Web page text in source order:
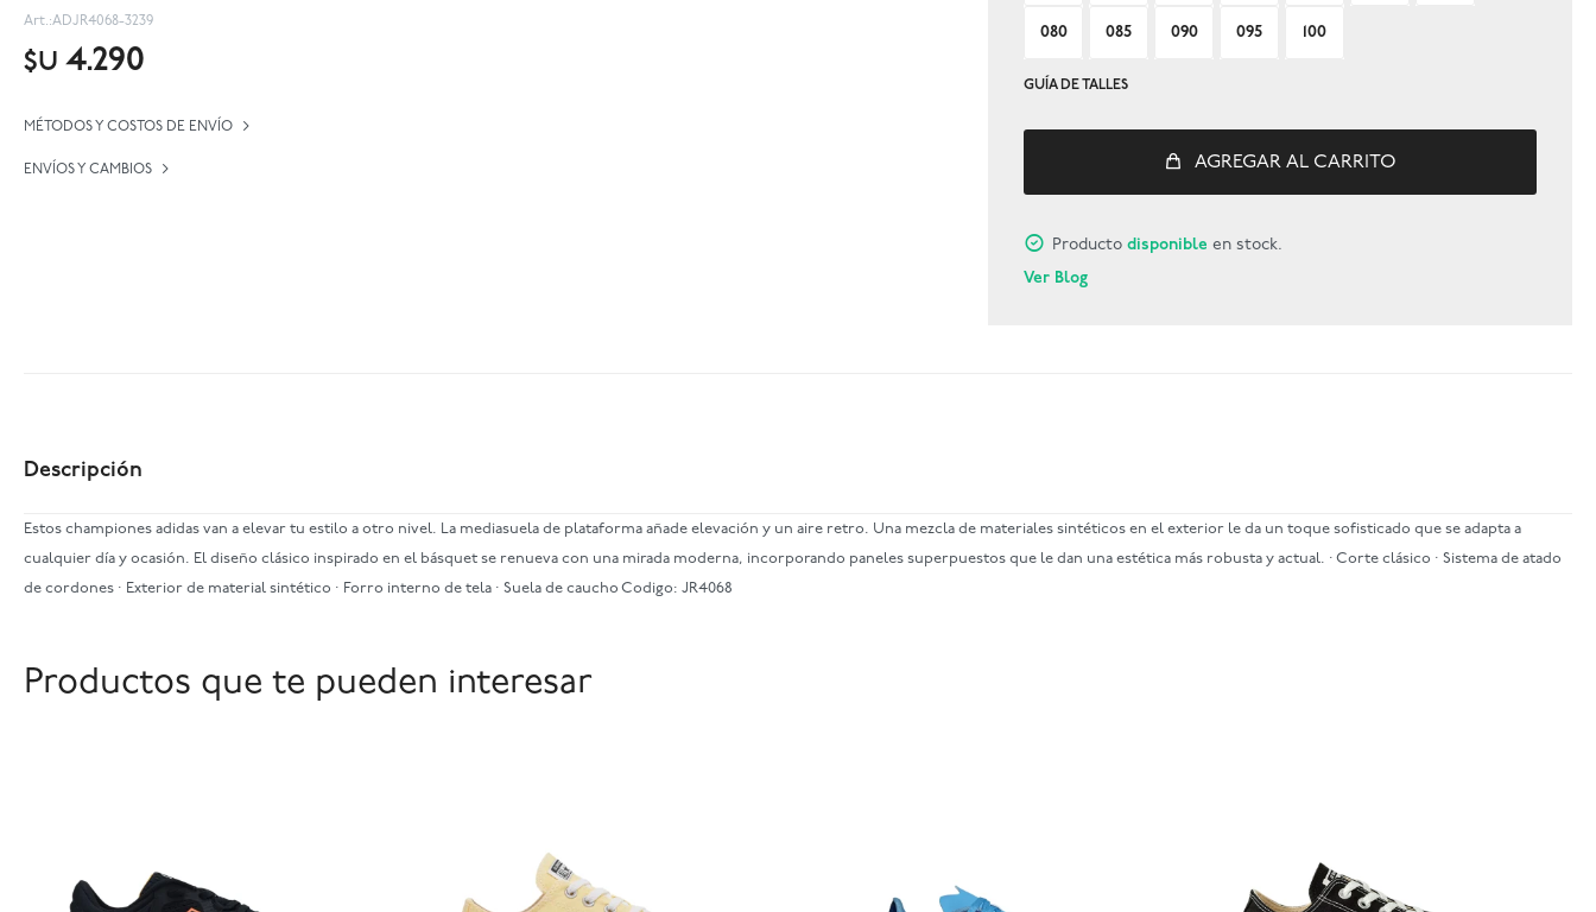
ADJR4068-3239
$U 4.290
MÉTODOS Y COSTOS DE ENVÍO
ENVÍOS Y CAMBIOS
080 085 090 095 100
GUÍA DE TALLES
AGREGAR AL CARRITO
Productodisponible en stock.
Ver Blog
Descripción
Estos championes adidas van a elevar tu estilo a otro nivel. La mediasuela de plataforma añade elevación y un aire retro. Una mezcla de materiales sintéticos en el exterior le da un toque sofisticado que se adapta a
cualquier día y ocasión. El diseño clásico inspirado en el básquet se renueva con una mirada moderna, incorporando paneles superpuestos que le dan una estética más robusta y actual. · Corte clásico · Sistema de atado
de cordones · Exterior de material sintético · Forro interno de tela · Suela de caucho Codigo: JR4068
Productos que te pueden interesar